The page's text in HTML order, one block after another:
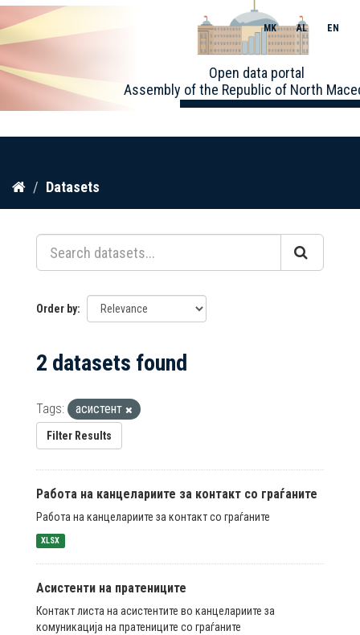
Skip
content
Open data portal
Assembly of the Republic of North
MK AL EN
Datasets
Order by
2 datasets found
Tags: асистент
Filter Results
Работа на канцелариите за контакт со граѓаните
Работа на канцелариите за контакт со граѓаните
XLSX
Асистенти на пратениците
Контакт листа на асистентите во канцелариите за
комуникација на пратениците со граѓаните